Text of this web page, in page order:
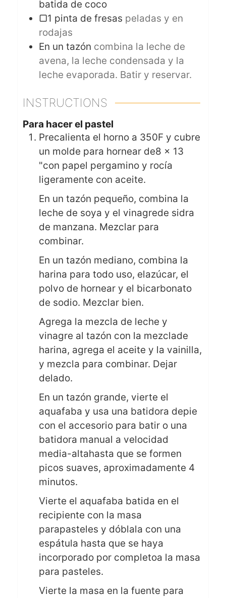
batida de coco
▢1 pinta de fresas peladas y en
rodajas
En un tazón combina la leche de
avena, la leche condensada y la
leche evaporada. Batir y reservar.
INSTRUCTIONS
Para hacer el pastel
Precalienta el horno a 350F y cubre
un molde para hornear de8 x 13
"con papel pergamino y rocía
ligeramente con aceite.
En un tazón pequeño, combina la
leche de soya y el vinagrede sidra
de manzana. Mezclar para
combinar.
En un tazón mediano, combina la
harina para todo uso, elazúcar, el
polvo de hornear y el bicarbonato
de sodio. Mezclar bien.
Agrega la mezcla de leche y
vinagre al tazón con la mezclade
harina, agrega el aceite y la vainilla,
y mezcla para combinar. Dejar
delado.
En un tazón grande, vierte el
aquafaba y usa una batidora depie
con el accesorio para batir o una
batidora manual a velocidad
media-altahasta que se formen
picos suaves, aproximadamente 4
minutos.
Vierte el aquafaba batida en el
recipiente con la masa
parapasteles y dóblala con una
espátula hasta que se haya
incorporado por completoa la masa
para pasteles.
Vierte la masa en la fuente para